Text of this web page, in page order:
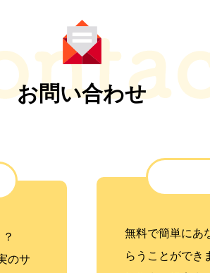
お問い合わせ
のサ
無料で簡単にあ
らうことができ